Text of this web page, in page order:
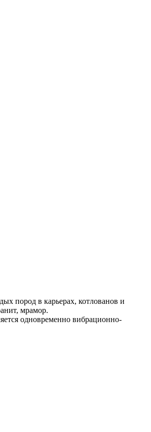
пород в карьерах, котлованов и
мрамор.
одновременно вибрационно-